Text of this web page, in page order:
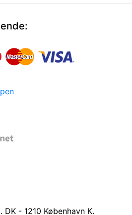
DK - 1210 København K.